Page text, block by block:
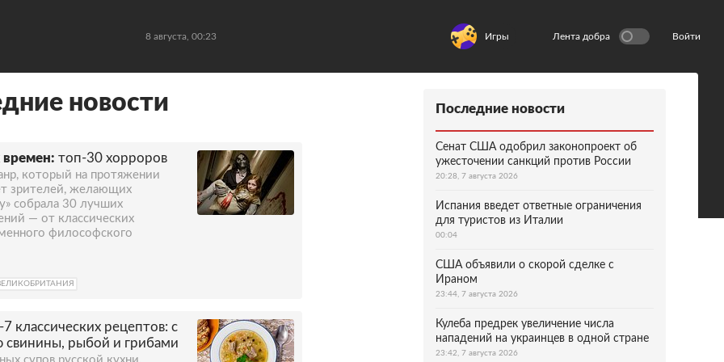
8 августа, 00:23 Игры Лента добра Войти
новости
топ-30 хорроров
который на протяжении
зрителей, желающих
собрала 30 лучших
— от классических
философского
7 классических рецептов: с
свинины, рыбой и грибами
Последние новости
Сенат США одобрил законопроект об
ужесточении санкций против России
20:28, 7 августа 2026
Испания введет ответные ограничения
для туристов из Италии
00:04
США объявили о скорой сделке с
Ираном
23:44, 7 августа 2026
Кулеба предрек увеличение числа
нападений на украинцев в одной стране
23:42, 7 августа 2026